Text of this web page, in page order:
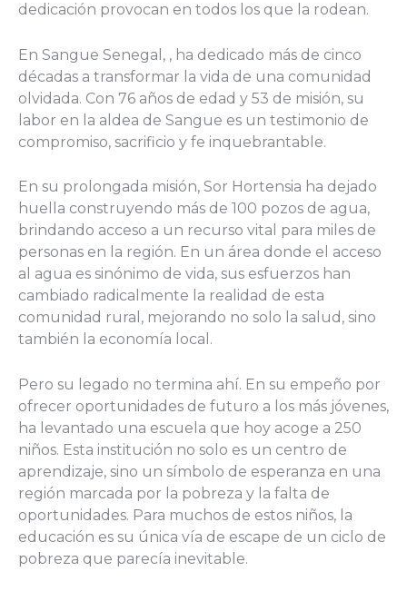
dedicación provocan en todos los que la rodean.
En Sangue Senegal, , ha dedicado más de cinco
décadas a transformar la vida de una comunidad
olvidada. Con 76 años de edad y 53 de misión, su
labor en la aldea de Sangue es un testimonio de
compromiso, sacrificio y fe inquebrantable.
En su prolongada misión, Sor Hortensia ha dejado
huella construyendo más de 100 pozos de agua,
brindando acceso a un recurso vital para miles de
personas en la región. En un área donde el acceso
al agua es sinónimo de vida, sus esfuerzos han
cambiado radicalmente la realidad de esta
comunidad rural, mejorando no solo la salud, sino
también la economía local.
Pero su legado no termina ahí. En su empeño por
ofrecer oportunidades de futuro a los más jóvenes,
ha levantado una escuela que hoy acoge a 250
niños. Esta institución no solo es un centro de
aprendizaje, sino un símbolo de esperanza en una
región marcada por la pobreza y la falta de
oportunidades. Para muchos de estos niños, la
educación es su única vía de escape de un ciclo de
pobreza que parecía inevitable.